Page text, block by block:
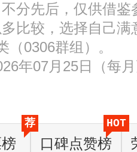
分先后，仅供借
比较，选择自己
0306群组）。
年07月25日（每
荐
口碑点赞榜
HOT